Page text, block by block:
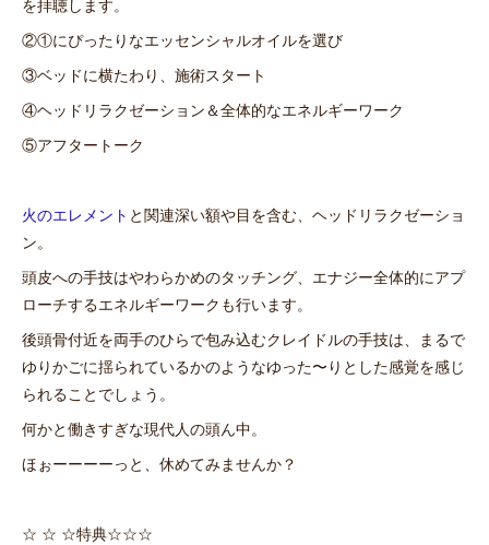
を拝聴します。
②①にぴったりなエッセンシャルオイルを選び
③ベッドに横たわり、施術スタート
④ヘッドリラクゼーション＆全体的なエネルギーワーク
⑤アフタートーク
火のエレメント と関連深い額や目を含む、ヘッドリラクゼーショ
ン。
頭皮への手技はやわらかめのタッチング、エナジー全体的にアプ
ローチするエネルギーワークも行います。
後頭骨付近を両手のひらで包み込むクレイドルの手技は、まるで
ゆりかごに揺られているかのようなゆった〜りとした感覚を感じ
られることでしょう。
何かと働きすぎな現代人の頭ん中。
ほぉーーーーっと、休めてみませんか？
☆ ☆ ☆特典☆☆☆